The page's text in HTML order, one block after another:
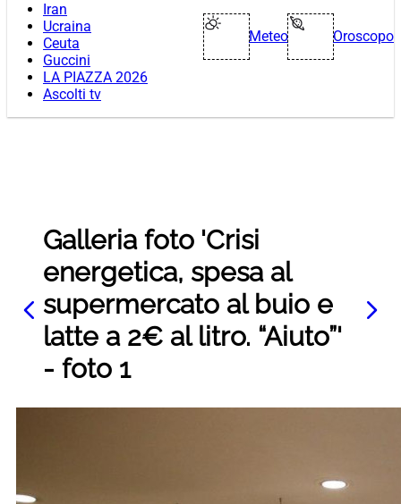
Iran
Ucraina
Ceuta
Guccini
LA PIAZZA 2026
Ascolti tv
Meteo Oroscopo
Galleria foto 'Crisi
energetica, spesa al
supermercato al buio e
latte a 2€ al litro. “Aiuto”'
- foto 1